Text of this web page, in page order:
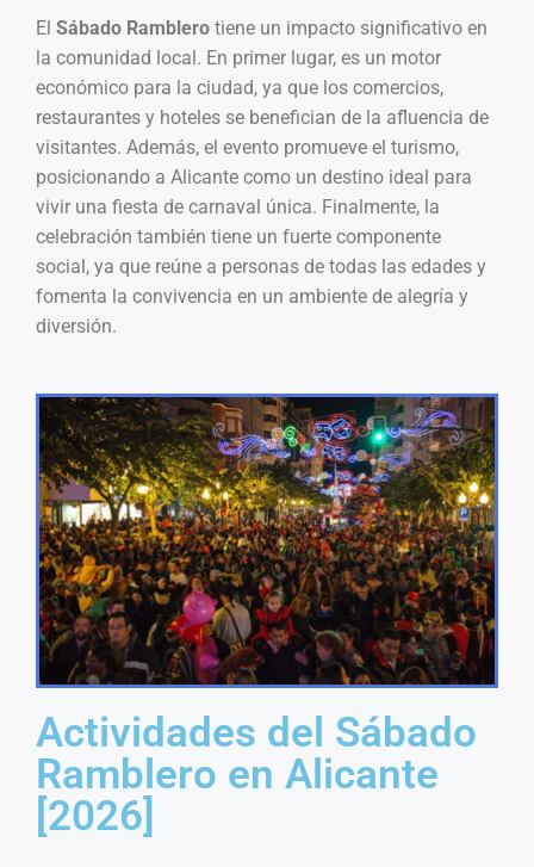
El Sábado Ramblero tiene un impacto significativo en
la comunidad local. En primer lugar, es un motor
económico para la ciudad, ya que los comercios,
restaurantes y hoteles se benefician de la afluencia de
visitantes. Además, el evento promueve el turismo,
posicionando a Alicante como un destino ideal para
vivir una fiesta de carnaval única. Finalmente, la
celebración también tiene un fuerte componente
social, ya que reúne a personas de todas las edades y
fomenta la convivencia en un ambiente de alegría y
diversión.
Actividades del Sábado
Ramblero en Alicante
[2026]